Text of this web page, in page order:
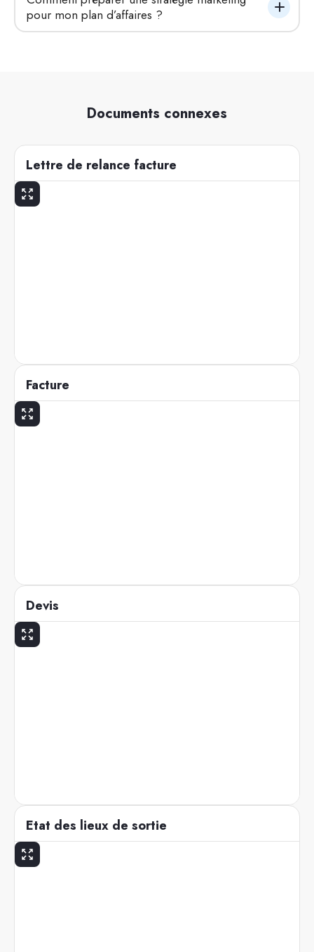
pour mon plan d’affaires ?
Documents connexes
Lettre de relance facture
Facture
Devis
Etat des lieux de sortie